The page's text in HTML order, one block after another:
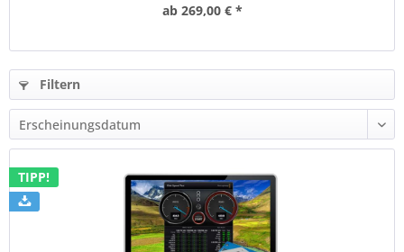
ab 269,00 € *
Filtern
TIPP!